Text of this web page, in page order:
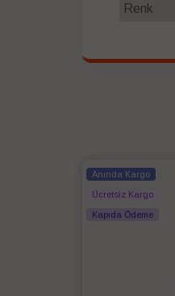
Renk
Anında Kargo
Ücretsiz Kargo
Kapıda Ödeme